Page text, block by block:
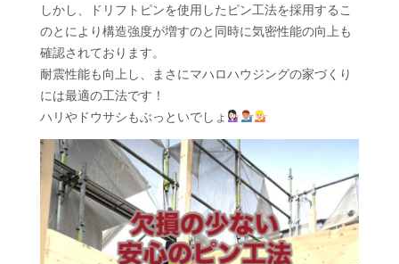
しかし、ドリフトピンを使用したピン工法を採用するこ
のとにより構造強度が増すのと同時に気密性能の向上も
確認されております。
耐震性能も向上し、まさにマハロハウジングの家づくり
には最適の工法です！
ハリやドウサシもぶっといでしょ